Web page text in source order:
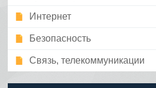
Интернет
Безопасность
Связь, телекоммуникации